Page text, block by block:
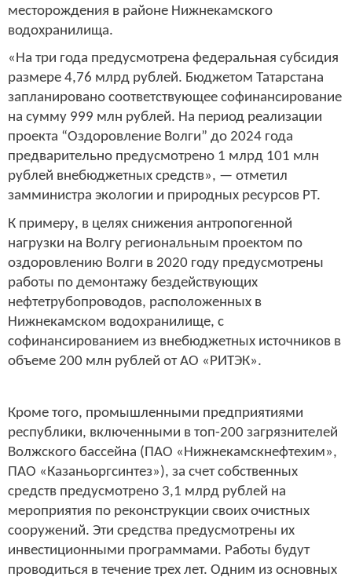
месторождения в районе Нижнекамского
водохранилища.
«На три года предусмотрена федеральная субсидия
размере 4,76 млрд рублей. Бюджетом Татарстана
запланировано соответствующее софинансирование
на сумму 999 млн рублей. На период реализации
проекта “Оздоровление Волги” до 2024 года
предварительно предусмотрено 1 млрд 101 млн
рублей внебюджетных средств», — отметил
замминистра экологии и природных ресурсов РТ.
К примеру, в целях снижения антропогенной
нагрузки на Волгу региональным проектом по
оздоровлению Волги в 2020 году предусмотрены
работы по демонтажу бездействующих
нефтетрубопроводов, расположенных в
Нижнекамском водохранилище, с
софинансированием из внебюджетных источников в
объеме 200 млн рублей от АО «РИТЭК».
Кроме того, промышленными предприятиями
республики, включенными в топ-200 загрязнителей
Волжского бассейна (ПАО «Нижнекамскнефтехим»,
ПАО «Казаньоргсинтез»), за счет собственных
средств предусмотрено 3,1 млрд рублей на
мероприятия по реконструкции своих очистных
сооружений. Эти средства предусмотрены их
инвестиционными программами. Работы будут
проводиться в течение трех лет. Одним из основных